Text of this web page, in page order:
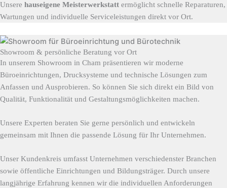
Unsere hauseigene Meisterwerkstatt ermöglicht schnelle Reparaturen,
Wartungen und individuelle Serviceleistungen direkt vor Ort.
Showroom & persönliche Beratung vor Ort
In unserem Showroom in Cham präsentieren wir moderne
Büroeinrichtungen, Drucksysteme und technische Lösungen zum
Anfassen und Ausprobieren. So können Sie sich direkt ein Bild von
Qualität, Funktionalität und Gestaltungsmöglichkeiten machen.
Unsere Experten beraten Sie gerne persönlich und entwickeln
gemeinsam mit Ihnen die passende Lösung für Ihr Unternehmen.
Unser Kundenkreis umfasst Unternehmen verschiedenster Branchen
sowie öffentliche Einrichtungen und Bildungsträger. Durch unsere
langjährige Erfahrung kennen wir die individuellen Anforderungen